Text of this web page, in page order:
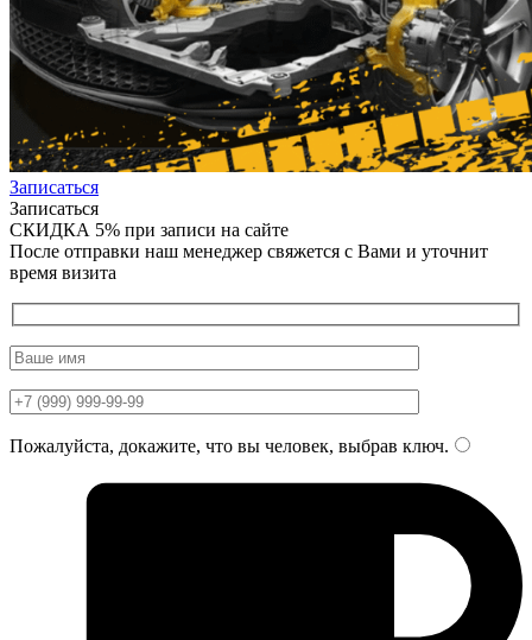
Записаться
Записаться
СКИДКА 5% при записи на сайте
После отправки наш менеджер свяжется с Вами и уточнит
время визита
Пожалуйста, докажите, что вы человек, выбрав ключ.